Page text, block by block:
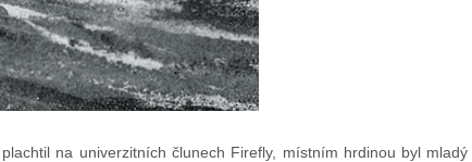
na univerzitních člunech Firefly, místním hrdinou byl